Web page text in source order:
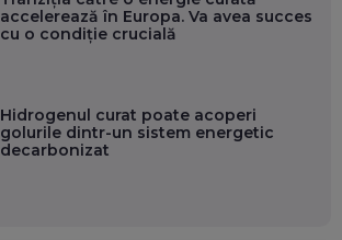
accelerează în Europa. Va avea succes
cu o condiție crucială
Hidrogenul curat poate acoperi
golurile dintr-un sistem energetic
decarbonizat